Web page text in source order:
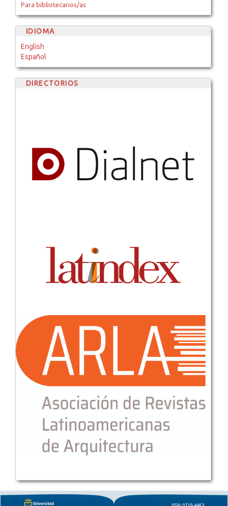
Para bibliotecarios/as
IDIOMA
English
Español
DIRECTORIOS